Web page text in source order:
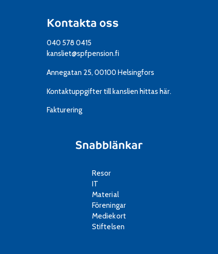
Kontakta oss
040 578 0415
kansliet@spfpension.fi
Annegatan 25, 00100 Helsingfors
Kontaktuppgifter till kanslienhittas här.
Fakturering
Snabblänkar
Resor
IT
Material
Föreningar
Mediekort
Stiftelsen